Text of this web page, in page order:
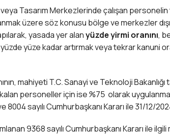
Tasarım Merkezlerinde çalışan personelin
üzere söz konusu bölge ve merkezler
yasada yer alanyüzde yirmi oranını,
yüze kadar artırmak veya tekrar kanuni
mahiyeti T.C. Sanayi ve Teknoloji
kalan personeller için ise %75 olarak
sayılı Cumhurbaşkanı Kararı ile 31/12/
9368 sayılı Cumhurbaşkanı Kararı ile